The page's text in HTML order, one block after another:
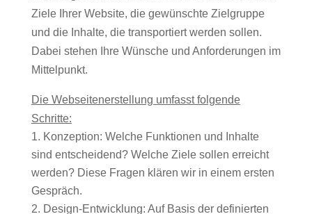
Ziele Ihrer Website, die gewünschte Zielgruppe
und die Inhalte, die transportiert werden sollen.
Dabei stehen Ihre Wünsche und Anforderungen im
Mittelpunkt.
Die Webseitenerstellung umfasst folgende
Schritte:
Konzeption: Welche Funktionen und Inhalte
sind entscheidend? Welche Ziele sollen erreicht
werden? Diese Fragen klären wir in einem ersten
Gespräch.
Design-Entwicklung: Auf Basis der definierten